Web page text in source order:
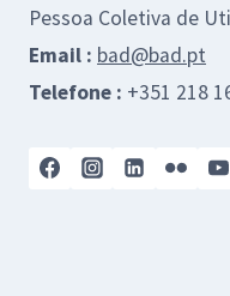
Pessoa Coletiva de
Email : bad@bad.pt
Telefone : +351 218